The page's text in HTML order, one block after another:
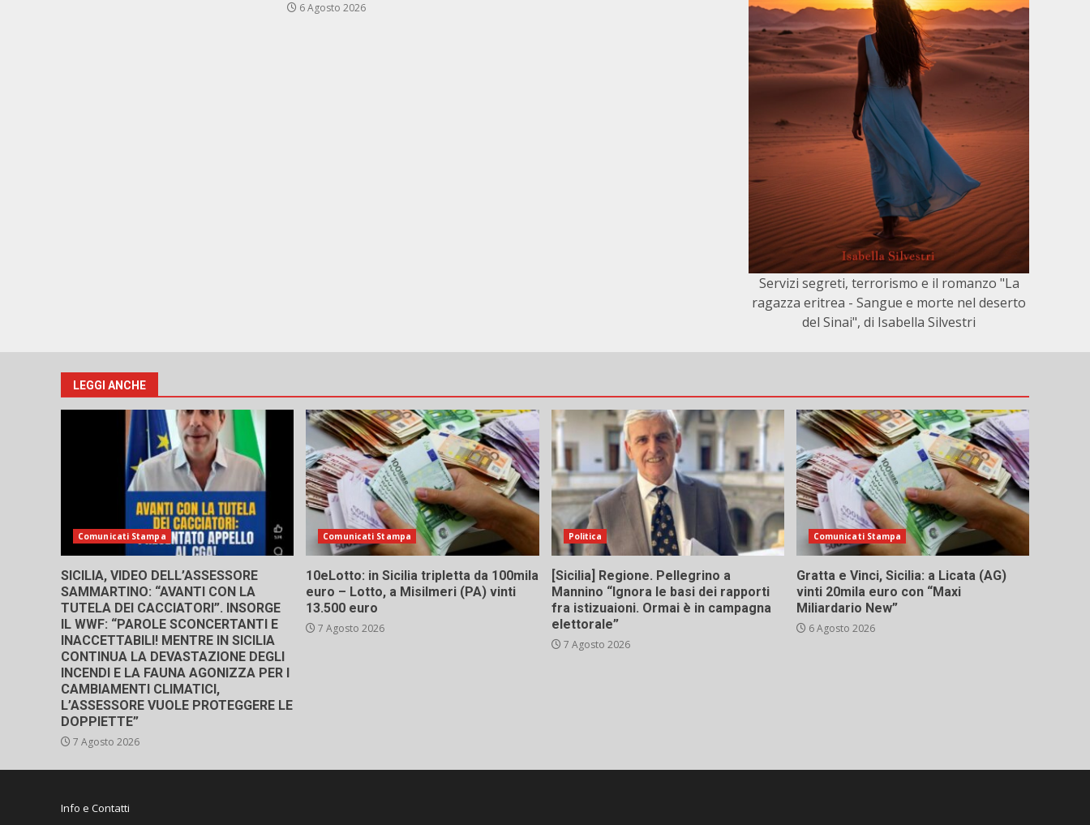
6 Agosto 2026
Servizi segreti, terrorismo e il romanzo "La
ragazza eritrea - Sangue e morte nel deserto
del Sinai", di Isabella Silvestri
LEGGI ANCHE
Comunicati Stampa
SICILIA, VIDEO DELL’ASSESSORE
SAMMARTINO: “AVANTI CON LA
TUTELA DEI CACCIATORI”. INSORGE
IL WWF: “PAROLE SCONCERTANTI E
INACCETTABILI! MENTRE IN SICILIA
CONTINUA LA DEVASTAZIONE DEGLI
INCENDI E LA FAUNA AGONIZZA PER I
CAMBIAMENTI CLIMATICI,
L’ASSESSORE VUOLE PROTEGGERE LE
DOPPIETTE”
7 Agosto 2026
Comunicati Stampa
10eLotto: in Sicilia tripletta da 100mila
euro – Lotto, a Misilmeri (PA) vinti
13.500 euro
7 Agosto 2026
Politica
[Sicilia] Regione. Pellegrino a
Mannino “Ignora le basi dei rapporti
fra istizuaioni. Ormai è in campagna
elettorale”
7 Agosto 2026
Comunicati Stampa
Gratta e Vinci, Sicilia: a Licata (AG)
vinti 20mila euro con “Maxi
Miliardario New”
6 Agosto 2026
Info e Contatti